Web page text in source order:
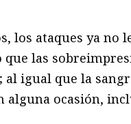
los ataques ya no
las
al igual que la
alguna ocasión,